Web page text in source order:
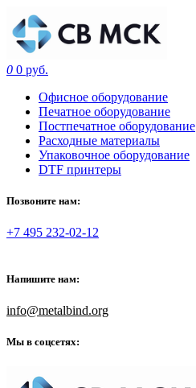
0 0 руб.
Офисное оборудование
Печатное оборудование
Постпечатное оборудование
Расходные материалы
Упаковочное оборудование
DTF принтеры
Позвоните нам:
+7 495 232-02-12
Напишите нам:
info@metalbind.org
Мы в соцсетях: